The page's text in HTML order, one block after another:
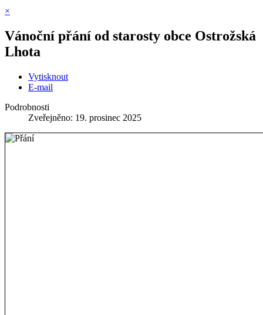
×
Vánoční přání od starosty obce Ostrožská
Lhota
Vytisknout
E-mail
Podrobnosti
Zveřejněno: 19. prosinec 2025